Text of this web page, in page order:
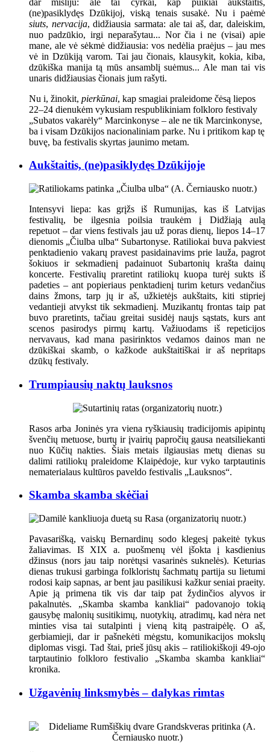
(ne)pasiklydęs Dzūkijoj, viską tenais susakė. Nu i paėmė
siuts, nervacija, didžiausia sarmata: ale tai aš, dar, daleiskim,
nuo padzūkio, irgi neparašytau... Nor čia i ne (visai) apie
mane, ale vė sėkmė didžiausia: vos nedėlia praėjus – jau mes
vė in Dzūkiją varom. Tai jau čionais, klausykit, kokia, kiba,
dzūkiška manija tą mūs ansamblį suėmus... Ale man tai vis
unaris didžiausias čionais jum rašyti.
Nu i, žinokit, pierkūnai, kap smagiai praleidome čėsą liepos
22–24 dienukėm vykusiam respublikiniam folkloro festivaly
„Subatos vakarėly“ Marcinkonyse – ale ne tik Marcinkonyse,
ba i visam Dzūkijos nacionaliniam parke. Nu i pritikom kap tę
buvę, ba festivalis skyrtas jaunimo metam.
Aukštaitis, (ne)pasiklydęs Dzūkijoje
Intensyvi liepa: kas grįžs iš Rumunijas, kas iš Latvijas
festivalių, be ilgesnia poilsia traukėm į Didžiają aulą
repetuot – dar viens festivals jau už poras dienų, liepos 14–17
dienomis „Čiulba ulba“ Subartonyse. Ratiliokai buva pakviest
penktadienio vakarų pravest pasidainavims prie lauža, pagrot
šokiuos ir sekmadienį padainuot Subartonių krašta dainų
koncerte. Festivalių praretint ratiliokų kuopa turėj sukts iš
padeties – ant popieriaus penktadienį turim keturs vedančius
dains žmons, tarp jų ir aš, užkietėjs aukštaits, kiti stipriej
vedantieji atvykst tik sekmadienį. Muzikantų frontas taip pat
buvo praretints, tačiau greitai susidėj naujs sąstats, kurs ant
scenos pasirodys pirmų kartų. Važiuodams iš repeticijos
nervavaus, kad mana pasirinktos vedamos dainos man ne
dzūkiškai skamb, o kažkode aukštaitiškai ir aš nepritaps
dzūkų festivaly.
Trumpiausių naktų lauksnos
Rasos arba Joninės yra viena ryškiausių tradicijomis apipintų
švenčių metuose, burtų ir įvairių papročių gausa neatsiliekanti
nuo Kūčių nakties. Šiais metais ilgiausias metų dienas su
dalimi ratiliokų praleidome Klaipėdoje, kur vyko tarptautinis
nematerialaus kultūros paveldo festivalis „Lauksnos“.
Skamba skamba skėčiai
Pavasarišką, vaiskų Bernardinų sodo klegesį pakeitė tykus
žaliavimas. Iš XIX a. puošmenų vėl įšokta į kasdienius
džinsus (nors jau taip norėtųsi vasarinės suknelės). Keturias
dienas trukusi garbinga folkloristų šachmatų partija su lietumi
rodosi kaip sapnas, ar bent jau pasilikusi kažkur seniai praeity.
Apie ją primena tik vis dar taip pat žydinčios alyvos ir
pakalnutės. „Skamba skamba kankliai“ padovanojo tokią
gausybę malonių susitikimų, nuotykių, atradimų, kad nėra net
minties visa tai sutalpinti į vieną kitą pastraipėlę. O aš,
gerbiamieji, dar ir pašnekėti mėgstu, komunikacijos mokslų
diplomas visgi. Tad štai, prieš jūsų akis – ratiliokiškoji 49-ojo
tarptautinio folkloro festivalio „Skamba skamba kankliai“
kronika.
Užgavėnių linksmybės – dalykas rimtas